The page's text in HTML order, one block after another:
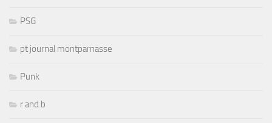
PSG
pt journal montparnasse
Punk
r and b